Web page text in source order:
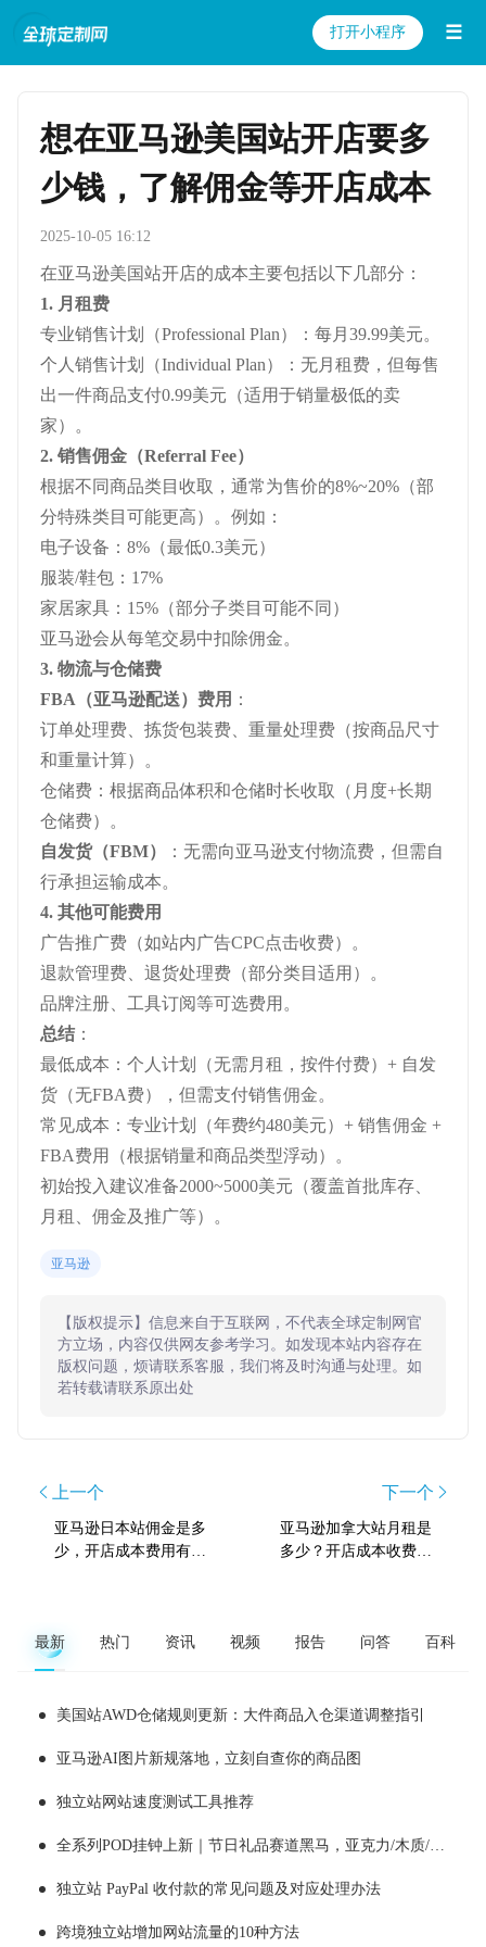
打开小程序 ☰
想在亚马逊美国站开店要多
少钱，了解佣金等开店成本
2025-10-05 16:12
在亚马逊美国站开店的成本主要包括以下几部分：
1. 月租费
专业销售计划（Professional Plan）：每月39.99美元。
个人销售计划（Individual Plan）：无月租费，但每售
出一件商品支付0.99美元（适用于销量极低的卖
家）。
2. 销售佣金（Referral Fee）
根据不同商品类目收取，通常为售价的8%~20%（部
分特殊类目可能更高）。例如：
电子设备：8%（最低0.3美元）
服装/鞋包：17%
家居家具：15%（部分子类目可能不同）
亚马逊会从每笔交易中扣除佣金。
3. 物流与仓储费
FBA（亚马逊配送）费用 ：
订单处理费、拣货包装费、重量处理费（按商品尺寸
和重量计算）。
仓储费：根据商品体积和仓储时长收取（月度+长期
仓储费）。
自发货（FBM）
：无需向亚马逊支付物流费，但需自
行承担运输成本。
4. 其他可能费用
广告推广费（如站内广告CPC点击收费）。
退款管理费、退货处理费（部分类目适用）。
品牌注册、工具订阅等可选费用。
总结：
最低成本：个人计划（无需月租，按件付费）+ 自发
货（无FBA费），但需支付销售佣金。
常见成本：专业计划（年费约480美元）+ 销售佣金 +
FBA费用（根据销量和商品类型浮动）。
初始投入建议准备2000~5000美元（覆盖首批库存、
月租、佣金及推广等）。
亚马逊
【版权提示】信息来自于互联网，不代表全球定制网官
方立场，内容仅供网友参考学习。如发现本站内容存在
版权问题，烦请联系客服，我们将及时沟通与处理。如
若转载请联系原出处
上一个
亚马逊日本站佣金是多
少，开店成本费用有哪
下一个
亚马逊加拿大站月租是
多少？开店成本收费标
最新 热门 资讯 视频 报告 问答 百科
美国站AWD仓储规则更新：大件商品入仓渠道调整指引
亚马逊AI图片新规落地，立刻自查你的商品图
独立站网站速度测试工具推荐
全系列POD挂钟上新｜节日礼品赛道黑马，亚克力/木质/铁艺/ 玻璃挂钟选品全解析！
独立站 PayPal 收付款的常见问题及对应处理办法
跨境独立站增加网站流量的10种方法